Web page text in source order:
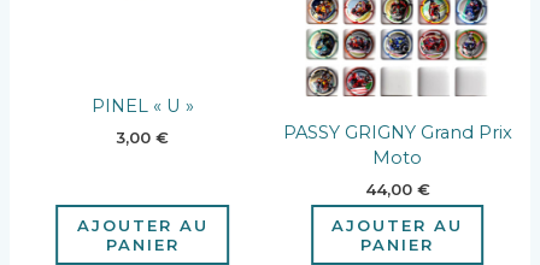
PINEL « U »
3,00€
AJOUTER AU
PANIER
PASSY GRIGNY Grand Prix
Moto
44,00 €
AJOUTER AU
PANIER